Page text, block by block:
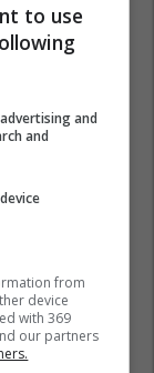
to use
and
and
from
device
with 369
our partners